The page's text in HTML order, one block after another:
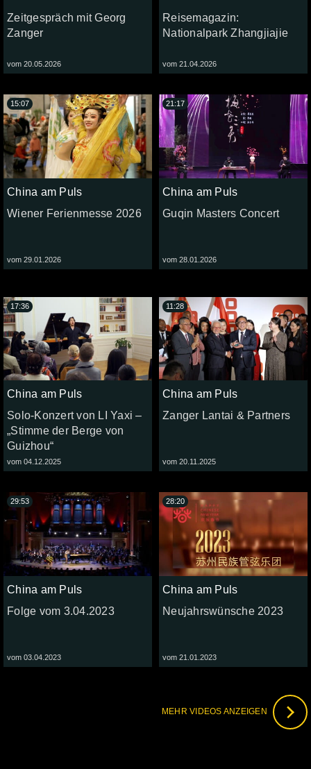
Zeitgespräch mit Georg
Zanger
vom 20.05.2026
Reisemagazin:
Nationalpark Zhangjiajie
vom 21.04.2026
China am Puls
Wiener Ferienmesse 2026
vom 29.01.2026
15:07
China am Puls
Guqin Masters Concert
vom 28.01.2026
21:17
China am Puls
Solo-Konzert von LI Yaxi –
„Stimme der Berge von
Guizhou“
vom 04.12.2025
17:36
China am Puls
Zanger Lantai & Partners
vom 20.11.2025
11:28
China am Puls
Folge vom 3.04.2023
vom 03.04.2023
29:53
China am Puls
Neujahrswünsche 2023
vom 21.01.2023
28:20
MEHR VIDEOS ANZEIGEN